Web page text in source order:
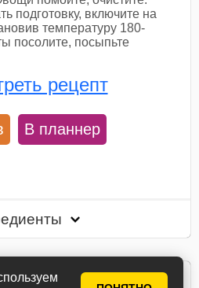
подготовку, включите на
температуру 180-
посолите, посыпьте
рецепт
В планнер